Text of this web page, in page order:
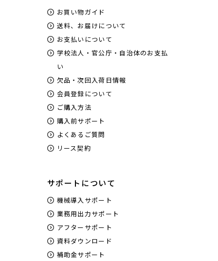
購入前のデモンストレーションも可能です
ユーロポート株式会社は「xTool F1 Ultra」の特別認定
販売代理店です。
日本最大級のショールームを持つユーロポートで
「xTool F1 Ultra」の実機をお試しいただけます。
機械のサイズ感や動作音、彫刻の細かさなど、知識豊
富なスタッフが購入前の不安を解決いたします。
お買い物ガイド
送料、お届けについて
お支払いについて
学校法人・官公庁・自治体のお支払
い
欠品・次回入荷日情報
会員登録について
ご購入方法
購入前サポート
よくあるご質問
リース契約
サポートについて
機械導入サポート
業務用出力サポート
アフターサポート
資料ダウンロード
補助金サポート